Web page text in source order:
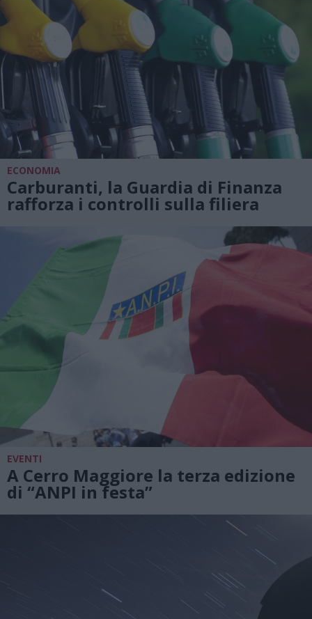
ECONOMIA
Carburanti, la Guardia di Finanza
rafforza i controlli sulla filiera
EVENTI
A Cerro Maggiore la terza edizione
di “ANPI in festa”